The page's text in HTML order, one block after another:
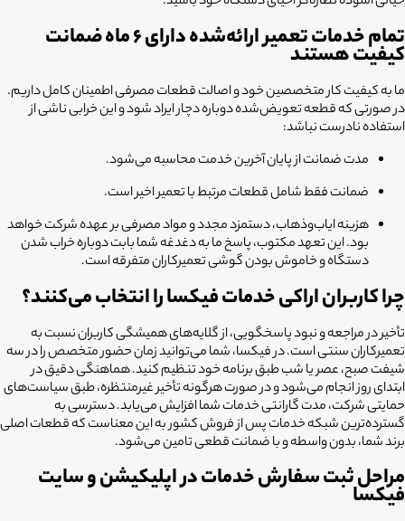
تمام خدمات تعمیر ارائه‌شده دارای ۶ ماه ضمانت
کیفیت هستند
ما به کیفیت کار متخصصین خود و اصالت قطعات مصرفی اطمینان کامل داریم.
در صورتی که قطعه تعویض‌شده دوباره دچار ایراد شود و این خرابی ناشی از
استفاده نادرست نباشد:
مدت ضمانت از پایان آخرین خدمت محاسبه می‌شود.
ضمانت فقط شامل قطعات مرتبط با تعمیر اخیر است.
هزینه ایاب‌وذهاب، دستمزد مجدد و مواد مصرفی بر عهده شرکت خواهد
بود. این تعهد مکتوب، پاسخ ما به دغدغه شما بابت دوباره خراب شدن
دستگاه و خاموش بودن گوشی تعمیرکاران متفرقه است.
چرا کاربران اراکی خدمات فیکسا را انتخاب می‌کنند؟
تأخیر در مراجعه و نبود پاسخگویی، از گلایه‌های همیشگی کاربران نسبت به
تعمیرکاران سنتی است. در فیکسا، شما می‌توانید زمان حضور متخصص را در سه
شیفت صبح، عصر یا شب طبق برنامه خود تنظیم کنید. هماهنگی دقیق در
ابتدای روز انجام می‌شود و در صورت هرگونه تأخیر غیرمنتظره، طبق سیاست‌های
حمایتی شرکت، مدت گارانتی خدمات شما افزایش می‌یابد. دسترسی به
گسترده‌ترین شبکه خدمات پس از فروش کشور به این معناست که قطعات اصلی
برند شما، بدون واسطه و با ضمانت قطعی تامین می‌شود.
مراحل ثبت سفارش خدمات در اپلیکیشن و سایت
فیکسا